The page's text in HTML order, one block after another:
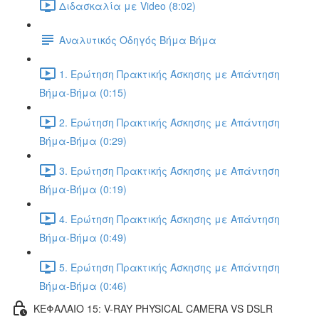
Διδασκαλία με Video (8:02)
Αναλυτικός Οδηγός Βήμα Βήμα
1. Ερώτηση Πρακτικής Άσκησης με Απάντηση
Βήμα-Βήμα (0:15)
2. Ερώτηση Πρακτικής Άσκησης με Απάντηση
Βήμα-Βήμα (0:29)
3. Ερώτηση Πρακτικής Άσκησης με Απάντηση
Βήμα-Βήμα (0:19)
4. Ερώτηση Πρακτικής Άσκησης με Απάντηση
Βήμα-Βήμα (0:49)
5. Ερώτηση Πρακτικής Άσκησης με Απάντηση
Βήμα-Βήμα (0:46)
ΚΕΦΑΛΑΙΟ 15: V-RAY PHYSICAL CAMERA VS DSLR